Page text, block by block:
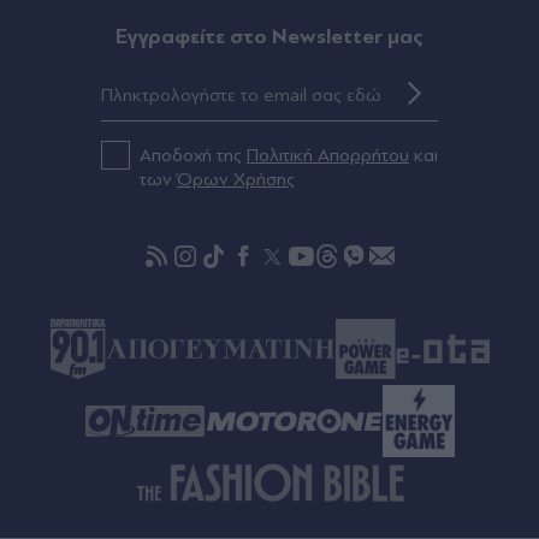
Τράπεζες: Στα 15 δισ. ευρώ ο στόχος για νέα
κερδοφορίας των πιστωτικών ιδρυμάτων το α΄
εξάμηνο του 2026
Τροχαίο στην Αθηνών-Σουνίου: Στο 401 οι δύο
αυτοκίνητο τουριστών, αρνητικό το αλκοτέστ
στον Γερμανό οδηγό (Βίντεο)
Eγγραφείτε στο Newsletter μας
Αποδοχή της Πολιτική Απορρήτου και
τωνΌρων Χρήσης